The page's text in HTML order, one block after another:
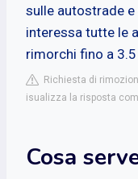
sulle autostrade
interessa tutte le
rimorchi fino a
Richiesta di
isualizza la risposta
Cosa